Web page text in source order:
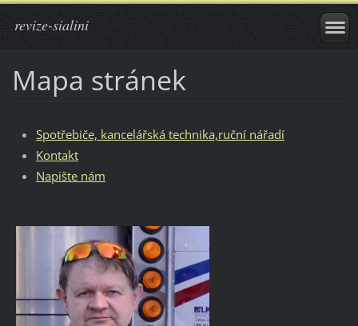
revize-sialini
Mapa stránek
Spotřebiče, kancelářská technika,ruční nářadí
Kontakt
Napište nám